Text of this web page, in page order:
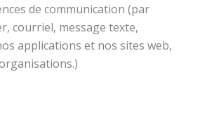
de communication (par
courriel, message texte,
applications et nos sites web,